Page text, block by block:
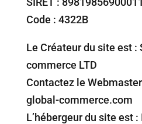
Code : 4322B
Le Créateur du site est :
commerce LTD
Contactez le
global-commerce.com
L’hébergeur du site est :